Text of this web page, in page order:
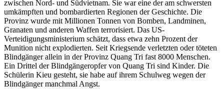
zwischen Nord- und Südvietnam. Sie war eine der am schwersten
umkämpften und bombardierten Regionen der Geschichte. Die
Provinz wurde mit Millionen Tonnen von Bomben, Landminen,
Granaten und anderen Waffen terrorisiert. Das US-
Verteidigungsministerium schätzt, dass etwa zehn Prozent der
Munition nicht explodierten. Seit Kriegsende verletzten oder töteten
Blindgänger allein in der Provinz Quang Tri fast 8000 Menschen.
Ein Drittel der Blindgängeropfer von Quang Tri sind Kinder. Die
Schülerin Kieu gesteht, sie habe auf ihrem Schulweg wegen der
Blindgänger manchmal Angst.